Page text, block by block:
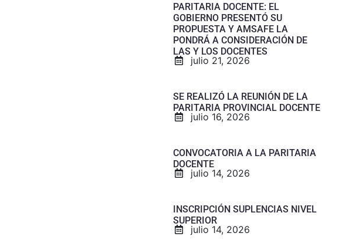
PARITARIA DOCENTE: EL
GOBIERNO PRESENTÓ SU
PROPUESTA Y AMSAFE LA
PONDRÁ A CONSIDERACIÓN DE
LAS Y LOS DOCENTES
julio 21, 2026
SE REALIZÓ LA REUNIÓN DE LA
PARITARIA PROVINCIAL DOCENTE
julio 16, 2026
CONVOCATORIA A LA PARITARIA
DOCENTE
julio 14, 2026
INSCRIPCIÓN SUPLENCIAS NIVEL
SUPERIOR
julio 14, 2026